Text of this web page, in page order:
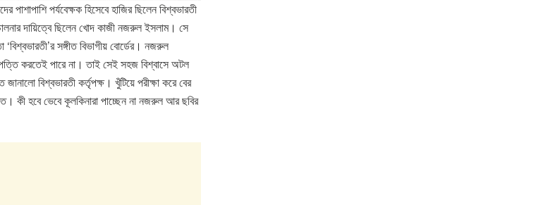
পর্যবেক্ষক হিসেবে হাজির ছিলেন বিশ্বভারতী
দায়িত্বে ছিলেন খোদ কাজী নজরুল ইসলাম। সে
সঙ্গীত বিভাগীয় বোর্ডের। নজরুল
করতেই পারে না। তাই সেই সহজ বিশ্বাসে অটল
বিশ্বভারতী কর্তৃপক্ষ। খুঁটিয়ে পরীক্ষা করে বের
কী হবে ভেবে কূলকিনারা পাচ্ছেন না নজরুল আর ছবির